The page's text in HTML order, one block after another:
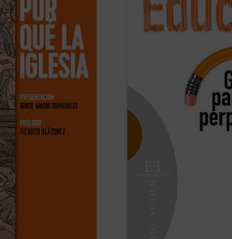
no es
que esta vida
más
permite
y los ...(ver